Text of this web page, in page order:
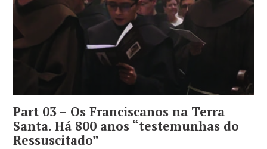
Part 03 – Os Franciscanos na Terra
Santa. Há 800 anos “testemunhas do
Ressuscitado”